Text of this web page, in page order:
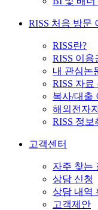
RISS 처음 방문
RISS란?
RISS 이용
내 관심논
RISS 자료
복사/대출
해외전자
RISS 정
고객센터
자주 찾는
상담 신청
상담 내역
고객제안